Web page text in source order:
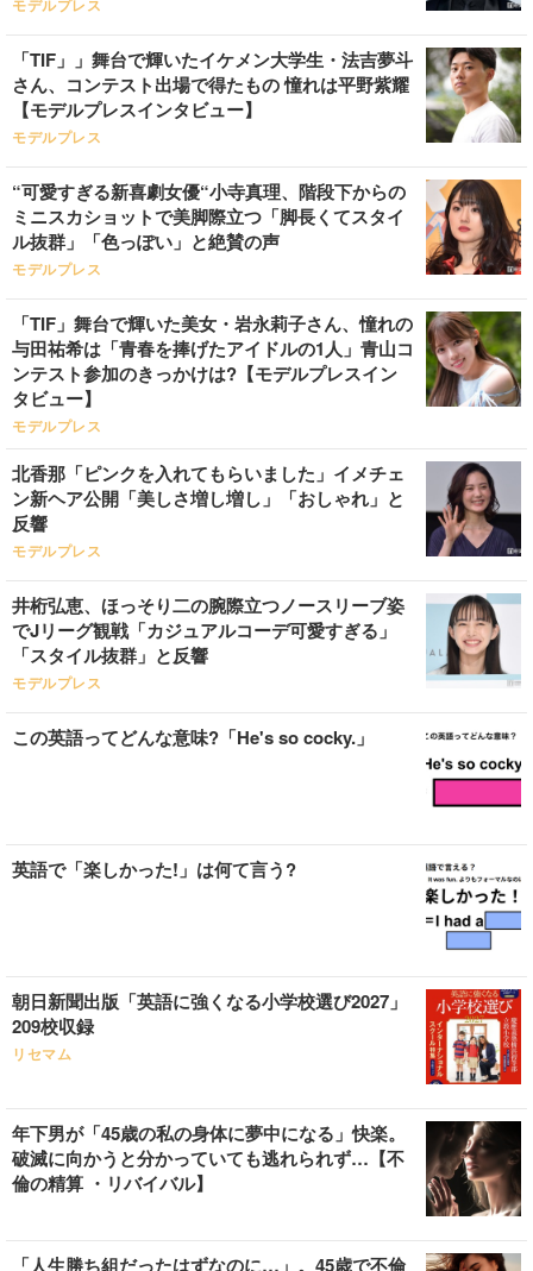
モデルプレス
「TIF」」舞台で輝いたイケメン大学生・法吉夢斗
さん、コンテスト出場で得たもの 憧れは平野紫耀
【モデルプレスインタビュー】
モデルプレス
“可愛すぎる新喜劇女優“小寺真理、階段下からの
ミニスカショットで美脚際立つ「脚長くてスタイ
ル抜群」「色っぽい」と絶賛の声
モデルプレス
「TIF」舞台で輝いた美女・岩永莉子さん、憧れの
与田祐希は「青春を捧げたアイドルの1人」青山コ
ンテスト参加のきっかけは?【モデルプレスイン
タビュー】
モデルプレス
北香那「ピンクを入れてもらいました」イメチェ
ン新ヘア公開「美しさ増し増し」「おしゃれ」と
反響
モデルプレス
井桁弘恵、ほっそり二の腕際立つノースリーブ姿
でJリーグ観戦「カジュアルコーデ可愛すぎる」
「スタイル抜群」と反響
モデルプレス
この英語ってどんな意味?「He's so cocky.」
英語で「楽しかった!」は何て言う?
朝日新聞出版「英語に強くなる小学校選び2027」
209校収録
リセマム
年下男が「45歳の私の身体に夢中になる」快楽。
破滅に向かうと分かっていても逃れられず…【不
倫の精算 ・リバイバル】
「人生勝ち組だったはずなのに…」。45歳で不倫